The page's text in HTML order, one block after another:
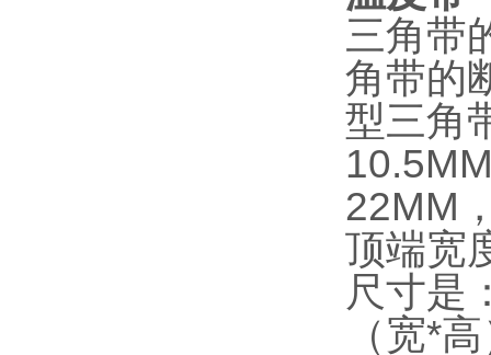
三角带
角带的
型三角
22MM
顶端宽
尺寸是
（宽*